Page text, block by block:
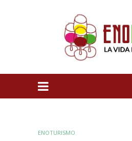
ENOTURISMO